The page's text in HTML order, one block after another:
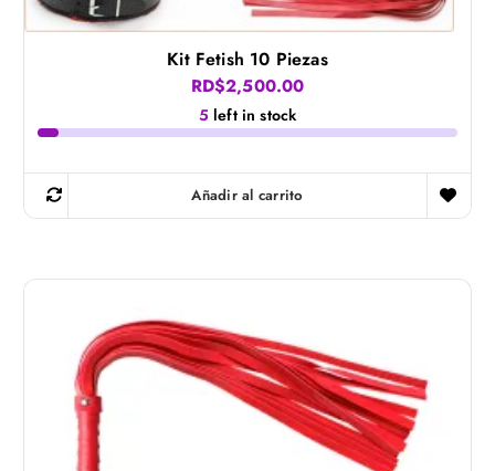
Kit Fetish 10 Piezas
RD$2,500.00
5 left in stock
Añadir al carrito